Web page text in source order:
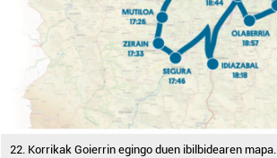
22. Korrikak Goierrin egingo duen ibilbidearen mapa.